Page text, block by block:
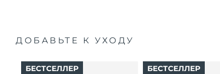
ДОБАВЬТЕ К УХОДУ
БЕСТСЕЛЛЕР БЕСТСЕЛЛЕР